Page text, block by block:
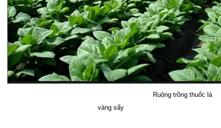
Ruộng trồng thuốc lá
vàng sấy